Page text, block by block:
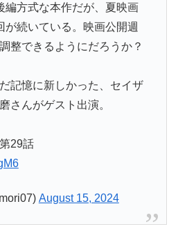
編方式な本作だが、夏映画
が続いている。映画公開週
整できるようにだろうか？
記憶に新しかった、セイザ
さんがゲスト出演。
29話
August 15, 2024